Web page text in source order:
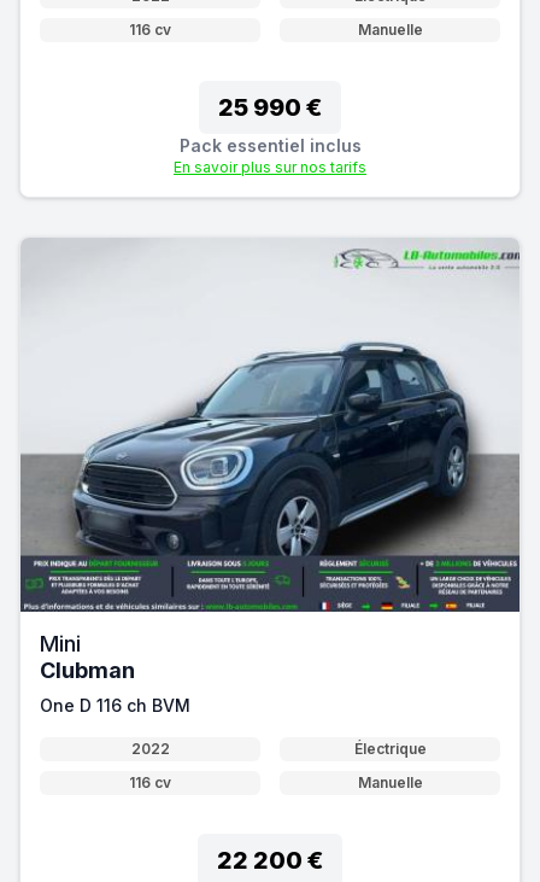
116 cv
Manuelle
25 990 €
Pack essentiel inclus
En savoir plus sur nos tarifs
Mini
Clubman
One D 116 ch BVM
2022
Électrique
116 cv
Manuelle
22 200 €